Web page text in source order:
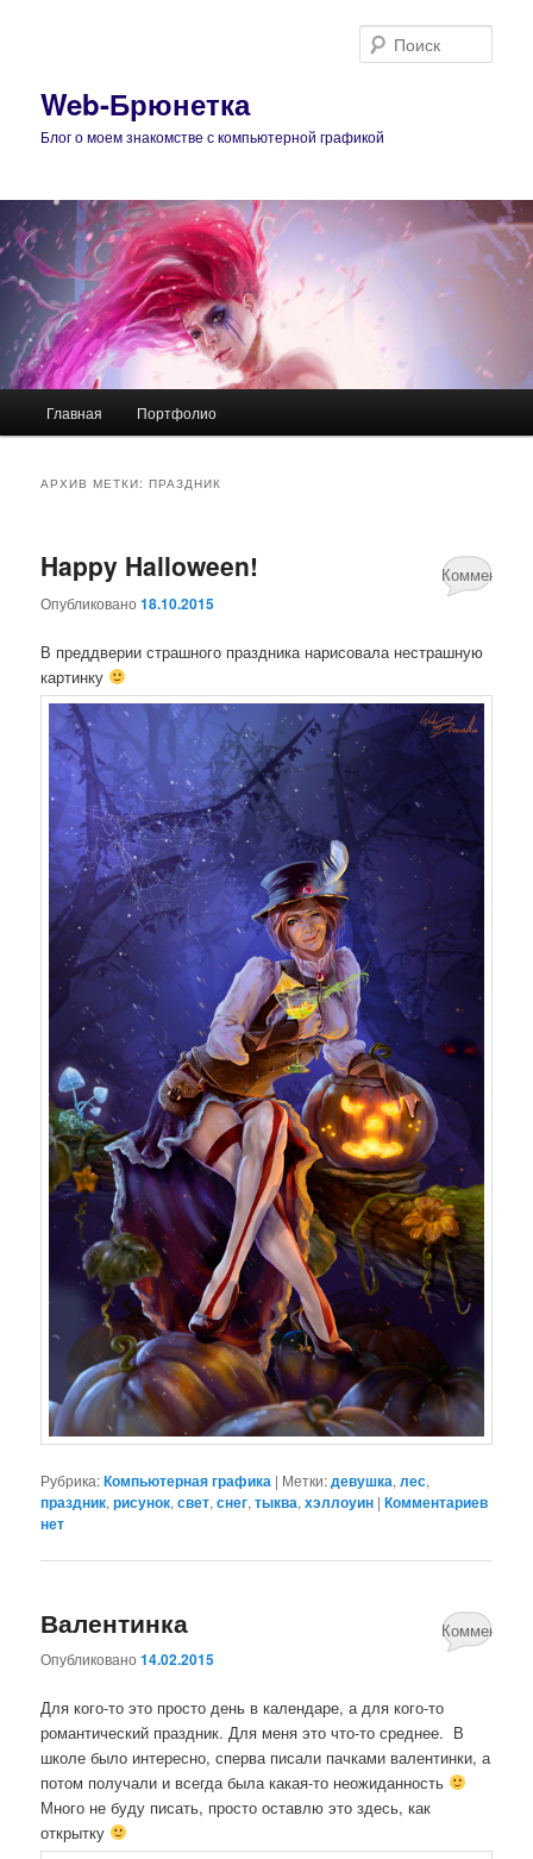
Web-Брюнетка
Блог о моем знакомстве с компьютерной графикой
Перейти
содержимому
Перейти
содержимому
Главная Портфолио
АРХИВ МЕТКИ:ПРАЗДНИК
Happy Halloween!
Опубликовано18.10.2015
В преддверии страшного праздника нарисовала нестрашную
картинку
Рубрика:Компьютерная графика | Метки:девушка,лес,
праздник,рисунок,свет,снег,тыква,хэллоуин |Комментариев
нет
Валентинка
Опубликовано14.02.2015
Для кого-то это просто день в календаре, а для кого-то
романтический праздник. Для меня это что-то среднее. В
школе было интересно, сперва писали пачками валентинки, а
потом получали и всегда была какая-то неожиданность
Много не буду писать, просто оставлю это здесь, как
открытку